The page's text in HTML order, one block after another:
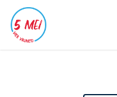
Skip
main